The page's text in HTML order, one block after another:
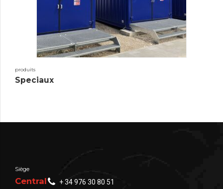
produits
Speciaux
Siège
Central
+ 34 976 30 80 51